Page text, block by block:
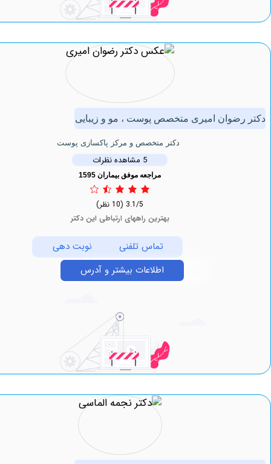
امیری متخصص پوست ، مو و زیبایی
دکتر متخصص و مرکز پاکسازی پوست
مراجعه موفق بیماران 1595
بهترین راههای ارتباطی این دکتر
تماس تلفنی
نوبت دهی
اطلاعات بیشتر و آدرس